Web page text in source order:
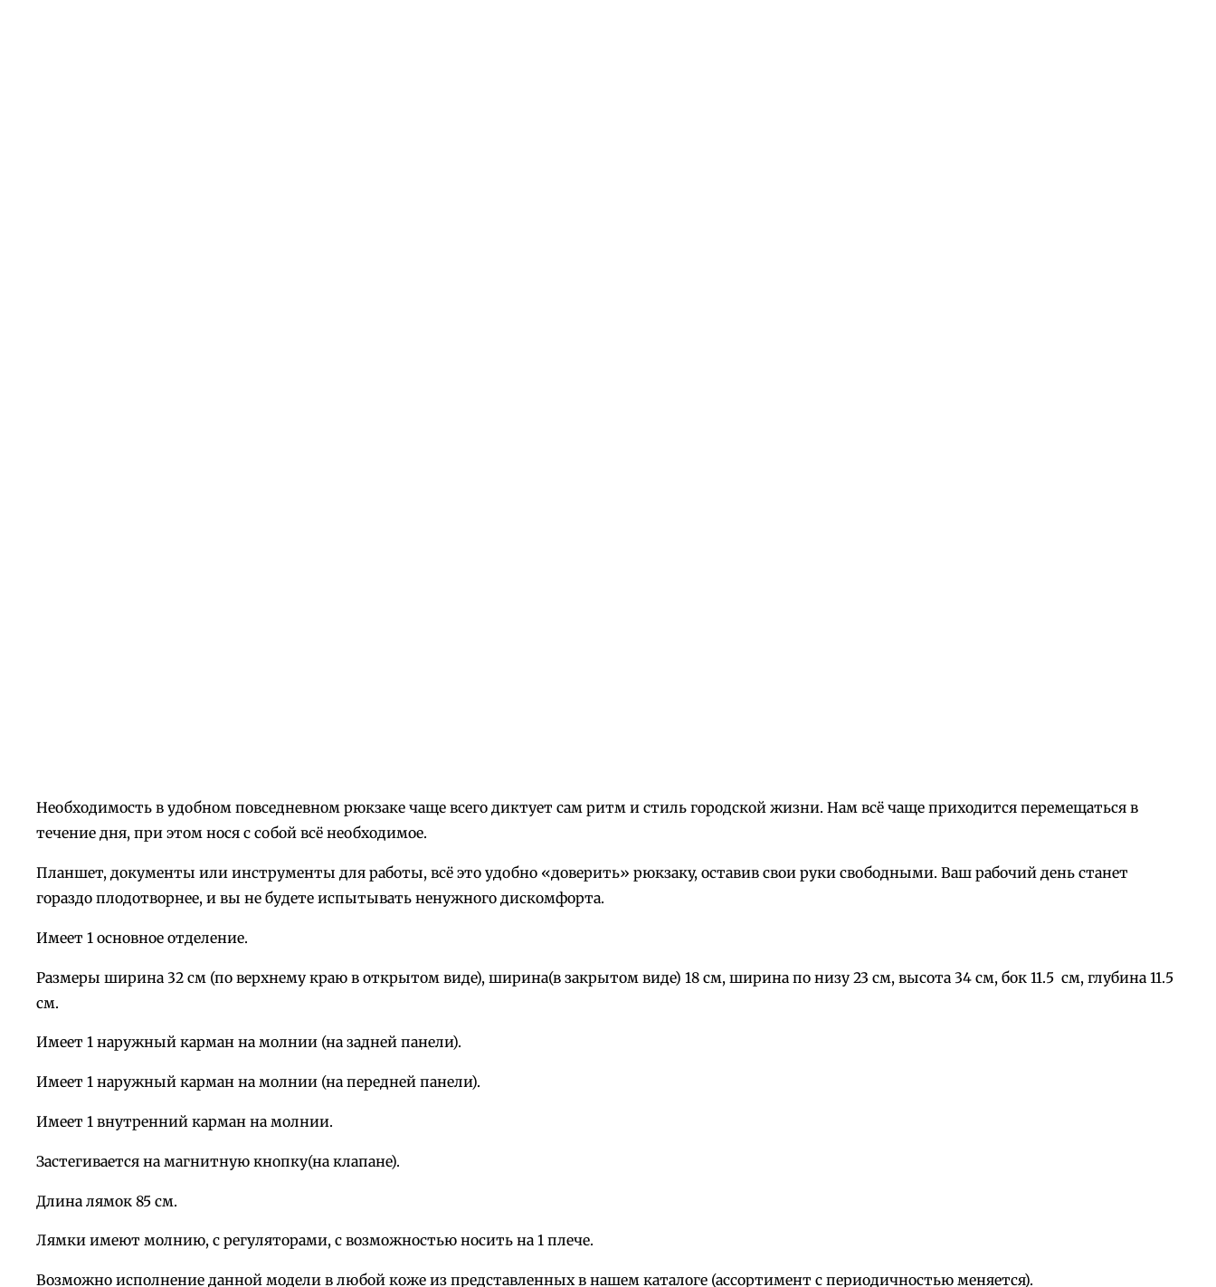
Необходимость в удобном повседневном рюкзаке чаще всего диктует сам ритм и стиль городской жизни. Нам всё чаще приходится перемещаться в
течение дня, при этом нося с собой всё необходимое.
Планшет, документы или инструменты для работы, всё это удобно «доверить» рюкзаку, оставив свои руки свободными. Ваш рабочий день станет
гораздо плодотворнее, и вы не будете испытывать ненужного дискомфорта.
Имеет 1 основное отделение.
Размеры ширина 32 см (по верхнему краю в открытом виде), ширина(в закрытом виде) 18 см, ширина по низу 23 см, высота 34 см, бок 11.5 см, глубина 11.5
см.
Имеет 1 наружный карман на молнии (на задней панели).
Имеет 1 наружный карман на молнии (на передней панели).
Имеет 1 внутренний карман на молнии.
Застегивается на магнитную кнопку(на клапане).
Длина лямок 85 см.
Лямки имеют молнию, с регуляторами, с возможностью носить на 1 плече.
Возможно исполнение данной модели в любой коже из представленных в нашем каталоге (ассортимент с периодичностью меняется).